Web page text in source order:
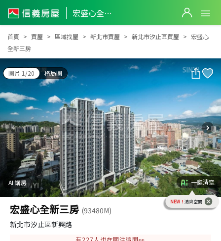
宏盛心全新三房
宏盛心全新三房
首頁 買屋 區域找屋 新北市買屋 新北市汐止區買屋
宏盛心
全新三房
圖片 1/20 格局圖
AI 講房 一鍵清空
NEW！ 清爽空間
宏盛心全新三房 (93480M)
新北市汐止區新興路
有227人也在關注這間👀